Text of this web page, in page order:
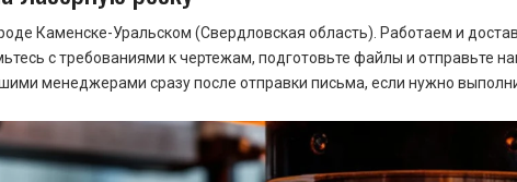
Каменске-Уральском (Свердловская область). Работаем и
с требованиями к чертежам, подготовьте файлы и отправьте
менеджерами сразу после отправки письма, если нужно